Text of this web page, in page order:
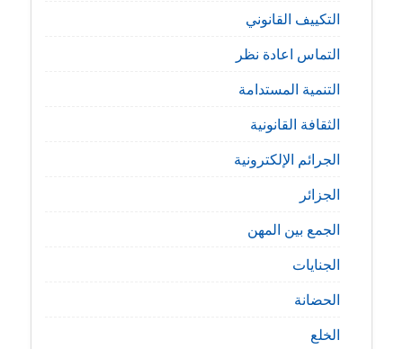
التكييف القانوني
التماس اعادة نظر
التنمية المستدامة
الثقافة القانونية
الجرائم الإلكترونية
الجزائر
الجمع بين المهن
الجنايات
الحضانة
الخلع